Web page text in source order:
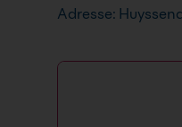
Adresse: